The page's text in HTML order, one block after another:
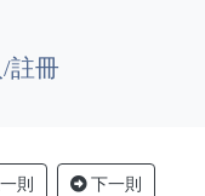
註冊
則 下一則